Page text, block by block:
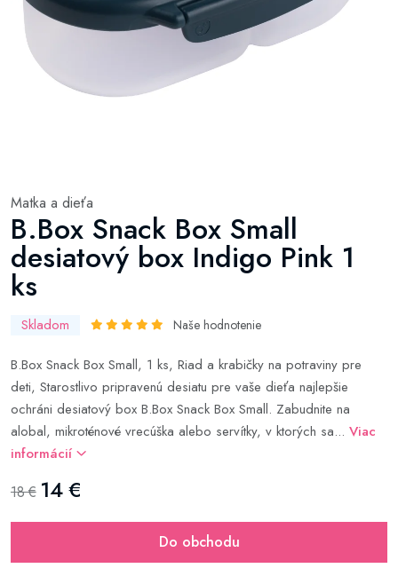
Matka a dieťa
B.Box Snack Box Small
desiatový box Indigo Pink 1
ks
Skladom Naše hodnotenie
B.Box Snack Box Small, 1 ks, Riad a krabičky na potraviny pre
deti, Starostlivo pripravenú desiatu pre vaše dieťa najlepšie
ochráni desiatový box B.Box Snack Box Small. Zabudnite na
alobal, mikroténové vrecúška alebo servítky, v ktorých sa... Viac
informácií
18 € 14 €
Do obchodu